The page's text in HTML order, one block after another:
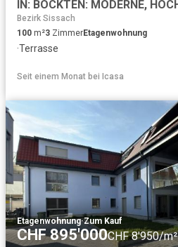
Bezirk Sissach
100 m²3 ZimmerEtagenwohnung
·Terrasse
Seit einem Monat bei Icasa
Etagenwohnung·Zum Kauf
CHF 895'000CHF 8'950/m²